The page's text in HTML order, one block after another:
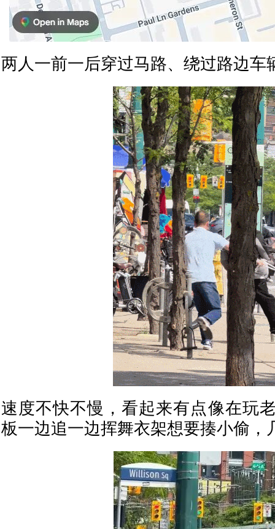
两人一前一后穿过马路、绕过路边车
速度不快不慢，看起来有点像在玩
板一边追一边挥舞衣架想要揍小偷，